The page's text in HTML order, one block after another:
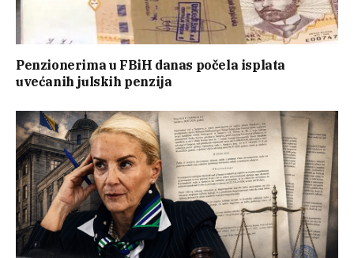
Penzionerima u FBiH danas počela isplata
uvećanih julskih penzija